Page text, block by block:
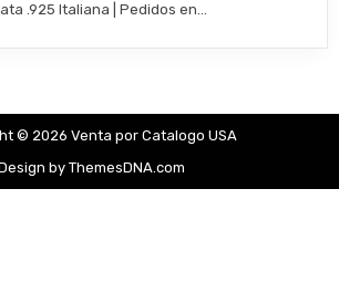
.925 Italiana | Pedidos en…
© 2026 Venta por Catalogo USA
by ThemesDNA.com